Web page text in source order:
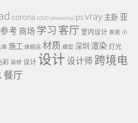
corona LOGO photoshop psvray 主卧 亚
参考 商场 学习 客厅 室内设计 家居 小
典 施工 旗舰店 材质 模型 深圳 渲染 灯光
彩 装修 设计 设计设计师 跨境电
餐厅